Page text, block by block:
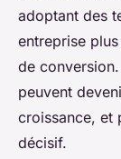
adoptant des
entreprise
de
peuvent
croissance, et
décisif.